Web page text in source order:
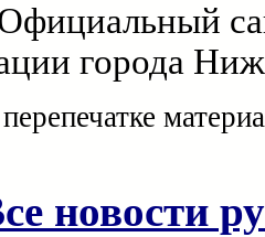
города
новости